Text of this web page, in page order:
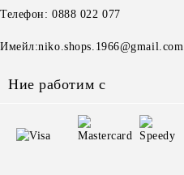
Телефон: 0888 022 077
Имейл:niko.shops.1966@gmail.com
Ние работим с